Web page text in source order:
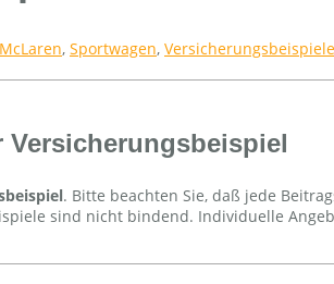
McLaren, Sportwagen, Versicherungsbeispiele
Versicherungsbeispiel
. Bitte beachten Sie, daß jede
sind nicht bindend. Individuelle